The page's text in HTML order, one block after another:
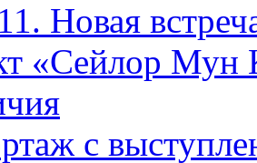
Новая
«Сейлор Мун
с